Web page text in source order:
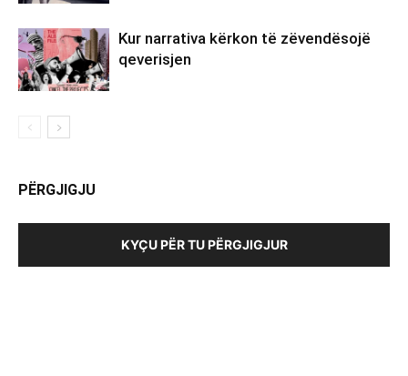
Kur narrativa kërkon të zëvendësojë
qeverisjen
PËRGJIGJU
KYÇU PËR TU PËRGJIGJUR